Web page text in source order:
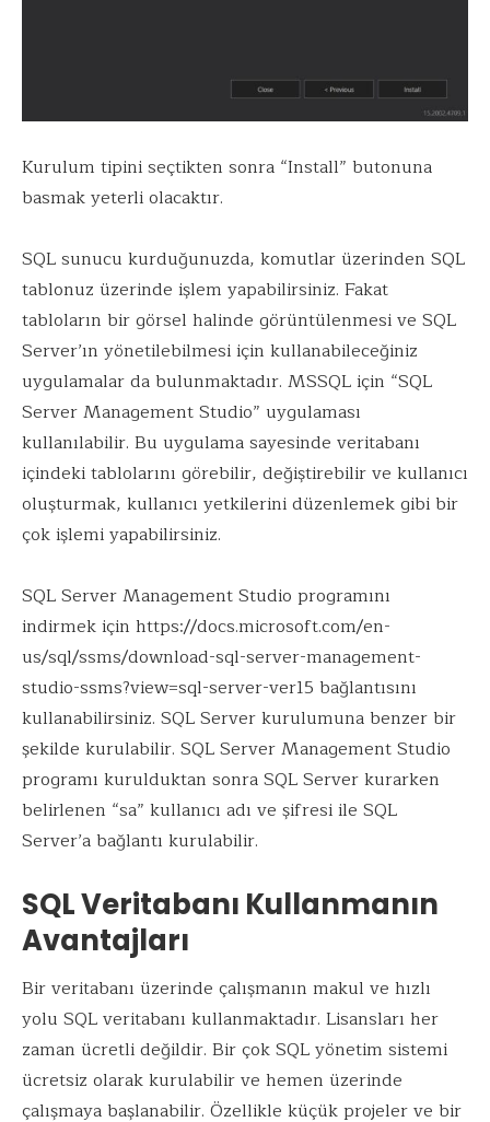
Kurulum tipini seçtikten sonra “Install” butonuna
basmak yeterli olacaktır.
SQL sunucu kurduğunuzda, komutlar üzerinden SQL
tablonuz üzerinde işlem yapabilirsiniz. Fakat
tabloların bir görsel halinde görüntülenmesi ve SQL
Server’ın yönetilebilmesi için kullanabileceğiniz
uygulamalar da bulunmaktadır. MSSQL için “SQL
Server Management Studio” uygulaması
kullanılabilir. Bu uygulama sayesinde veritabanı
içindeki tablolarını görebilir, değiştirebilir ve kullanıcı
oluşturmak, kullanıcı yetkilerini düzenlemek gibi bir
çok işlemi yapabilirsiniz.
SQL Server Management Studio programını
indirmek için https://docs.microsoft.com/en-
us/sql/ssms/download-sql-server-management-
studio-ssms?view=sql-server-ver15 bağlantısını
kullanabilirsiniz. SQL Server kurulumuna benzer bir
şekilde kurulabilir. SQL Server Management Studio
programı kurulduktan sonra SQL Server kurarken
belirlenen “sa” kullanıcı adı ve şifresi ile SQL
Server’a bağlantı kurulabilir.
SQL Veritabanı Kullanmanın
Avantajları
Bir veritabanı üzerinde çalışmanın makul ve hızlı
yolu SQL veritabanı kullanmaktadır. Lisansları her
zaman ücretli değildir. Bir çok SQL yönetim sistemi
ücretsiz olarak kurulabilir ve hemen üzerinde
çalışmaya başlanabilir. Özellikle küçük projeler ve bir